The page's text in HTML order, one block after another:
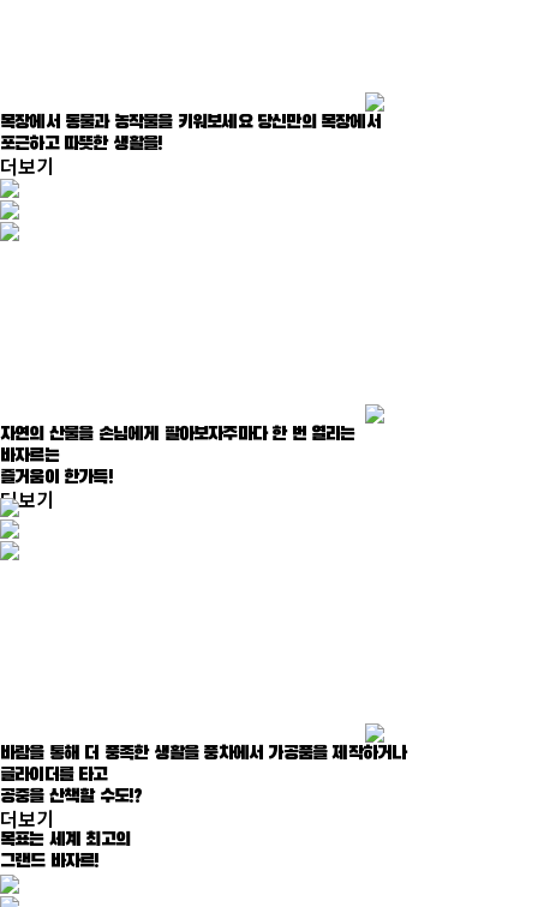
목장에서 동물과 농작물을 키워보세요당신만의 목장에서
포근하고 따뜻한 생활을!
더보기
자연의 산물을 손님에게 팔아보자주마다 한 번 열리는
바자르는
즐거움이 한가득!
더보기
바람을 통해 더 풍족한 생활을풍차에서 가공품을 제작하거나
글라이더를 타고
공중을 산책할 수도!?
더보기
목표는 세계 최고의
그랜드 바자르!